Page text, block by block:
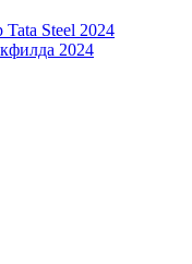
Steel 2024
2024